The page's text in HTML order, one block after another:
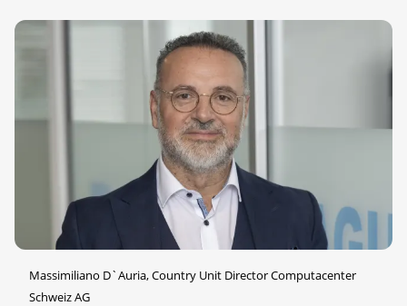
Massimiliano D`Auria, Country Unit Director Computacenter
Schweiz AG